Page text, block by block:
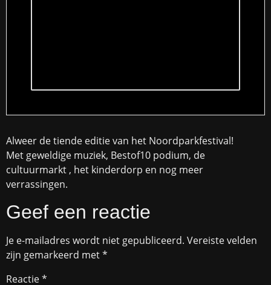
Alweer de tiende editie van het Noordparkfestival!
Met geweldige muziek, Bestof10 podium, de
cultuurmarkt , het kinderdorp en nog meer
verrassingen.
Geef een reactie
Je e-mailadres wordt niet gepubliceerd. Vereiste velden
zijn gemarkeerd met*
Reactie*